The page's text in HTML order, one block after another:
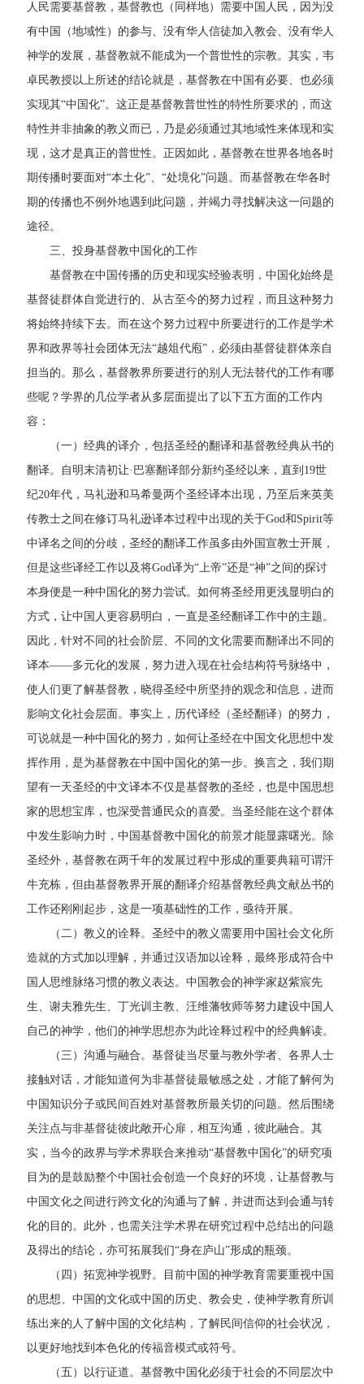
人民需要基督教，基督教也（同样地）需要中国人民，因为没
有中国（地域性）的参与、没有华人信徒加入教会、没有华人
神学的发展，基督教就不能成为一个普世性的宗教。其实，韦
卓民教授以上所述的结论就是，基督教在中国有必要、也必须
实现其“中国化”。这正是基督教普世性的特性所要求的，而这
特性并非抽象的教义而已，乃是必须通过其地域性来体现和实
现，这才是真正的普世性。正因如此，基督教在世界各地各时
期传播时要面对“本土化”、“处境化”问题。而基督教在华各时
期的传播也不例外地遇到此问题，并竭力寻找解决这一问题的
途径。
三、投身基督教中国化的工作
基督教在中国传播的历史和现实经验表明，中国化始终是
基督徒群体自觉进行的、从古至今的努力过程，而且这种努力
将始终持续下去。而在这个努力过程中所要进行的工作是学术
界和政界等社会团体无法“越俎代庖”，必须由基督徒群体亲自
担当的。那么，基督教界所要进行的别人无法替代的工作有哪
些呢？学界的几位学者从多层面提出了以下五方面的工作内
容：
（一）经典的译介，包括圣经的翻译和基督教经典从书的
翻译。自明末清初让·巴塞翻译部分新约圣经以来，直到19世
纪20年代，马礼逊和马希曼两个圣经译本出现，乃至后来英美
传教士之间在修订马礼逊译本过程中出现的关于God和Spirit等
中译名之间的分歧，圣经的翻译工作虽多由外国宣教士开展，
但是这些译经工作以及将God译为“上帝”还是“神”之间的探讨
本身便是一种中国化的努力尝试。如何将圣经用更浅显明白的
方式，让中国人更容易明白，一直是圣经翻译工作中的主题。
因此，针对不同的社会阶层、不同的文化需要而翻译出不同的
译本——多元化的发展，努力进入现在社会结构符号脉络中，
使人们更了解基督教，晓得圣经中所坚持的观念和信息，进而
影响文化社会层面。事实上，历代译经（圣经翻译）的努力，
可说就是一种中国化的努力，如何让圣经在中国文化思想中发
挥作用，是为基督教在中国中国化的第一步。换言之，我们期
望有一天圣经的中文译本不仅是基督教的圣经，也是中国思想
家的思想宝库，也深受普通民众的喜爱。当圣经能在这个群体
中发生影响力时，中国基督教中国化的前景才能显露曙光。除
圣经外，基督教在两千年的发展过程中形成的重要典籍可谓汗
牛充栋，但由基督教界开展的翻译介绍基督教经典文献丛书的
工作还刚刚起步，这是一项基础性的工作，亟待开展。
（二）教义的诠释。圣经中的教义需要用中国社会文化所
造就的方式加以理解，并通过汉语加以诠释，最终形成符合中
国人思维脉络习惯的教义表达。中国教会的神学家赵紫宸先
生、谢夫雅先生、丁光训主教、汪维藩牧师等努力建设中国人
自己的神学，他们的神学思想亦为此诠释过程中的经典解读。
（三）沟通与融合。基督徒当尽量与教外学者、各界人士
接触对话，才能知道何为非基督徒最敏感之处，才能了解何为
中国知识分子或民间百姓对基督教所最关切的问题。然后围绕
关注点与非基督徒彼此敞开心扉，相互沟通，彼此融合。其
实，当今的政界与学术界联合来推动“基督教中国化”的研究项
目为的是鼓励整个中国社会创造一个良好的环境，让基督教与
中国文化之间进行跨文化的沟通与了解，并进而达到会通与转
化的目的。此外，也需关注学术界在研究过程中总结出的问题
及得出的结论，亦可拓展我们“身在庐山”形成的瓶颈。
（四）拓宽神学视野。目前中国的神学教育需要重视中国
的思想、中国的文化或中国的历史、教会史，使神学教育所训
练出来的人了解中国的文化结构，了解民间信仰的社会状况，
以更好地找到本色化的传福音模式或符号。
（五）以行证道。基督教中国化必须于社会的不同层次中